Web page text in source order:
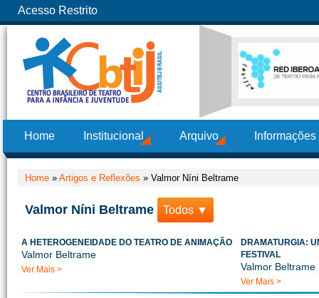
Acesso Restrito
Home Institucional Arquivo
Home » Artigos e Reflexões » Valmor Níni Beltrame
Valmor Níni Beltrame Todos ▼
A HETEROGENEIDADE DO TEATRO DE ANIMAÇÃO
Valmor Beltrame
Ver Mais >
DRAMATURGIA:
FESTIVAL
Valmor Beltrame
Ver Mais >